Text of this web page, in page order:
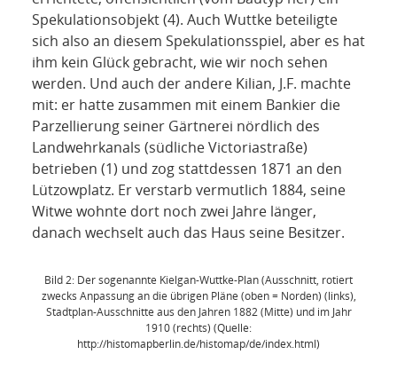
Spekulationsobjekt (4). Auch Wuttke beteiligte
sich also an diesem Spekulationsspiel, aber es hat
ihm kein Glück gebracht, wie wir noch sehen
werden. Und auch der andere Kilian, J.F. machte
mit: er hatte zusammen mit einem Bankier die
Parzellierung seiner Gärtnerei nördlich des
Landwehrkanals (südliche Victoriastraße)
betrieben (1) und zog stattdessen 1871 an den
Lützowplatz. Er verstarb vermutlich 1884, seine
Witwe wohnte dort noch zwei Jahre länger,
danach wechselt auch das Haus seine Besitzer.
Bild 2: Der sogenannte Kielgan-Wuttke-Plan (Ausschnitt, rotiert
zwecks Anpassung an die übrigen Pläne (oben = Norden) (links),
Stadtplan-Ausschnitte aus den Jahren 1882 (Mitte) und im Jahr
1910 (rechts) (Quelle:
http://histomapberlin.de/histomap/de/index.html)